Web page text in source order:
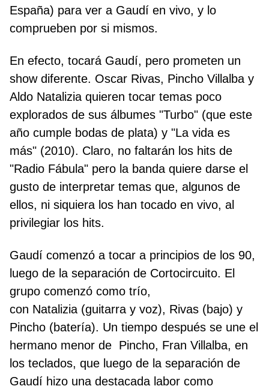
España) para ver a Gaudí en vivo, y lo
comprueben por si mismos.
En efecto, tocará Gaudí, pero prometen un
show diferente. Oscar Rivas, Pincho Villalba y
Aldo Natalizia quieren tocar temas poco
explorados de sus álbumes "Turbo" (que este
año cumple bodas de plata) y "La vida es
más" (2010). Claro, no faltarán los hits de
"Radio Fábula" pero la banda quiere darse el
gusto de interpretar temas que, algunos de
ellos, ni siquiera los han tocado en vivo, al
privilegiar los hits.
Gaudí comenzó a tocar a principios de los 90,
luego de la separación de Cortocircuito. El
grupo comenzó como trío,
con Natalizia (guitarra y voz), Rivas (bajo) y
Pincho (batería). Un tiempo después se une el
hermano menor de Pincho, Fran Villalba, en
los teclados, que luego de la separación de
Gaudí hizo una destacada labor como